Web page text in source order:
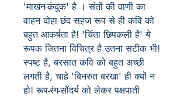
'माखन-कंदुक' है । संतों की वाणी का
वाहन दोहा छंद सहज रूप से ही कवि को
बहुत आकर्षता है! 'चिंता छिपकली है' ये
रूपक जितना विचित्र है उतना सटीक भी!
स्पष्ट है, बरसात कवि को बहुत अच्छी
लगती है, चाहे 'बिनरुत बरखा' ही क्यों न
हो! रूप-रंग-सौंदर्य को लेकर पक्षपाती